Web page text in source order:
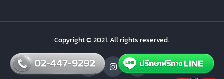
Copyright © 2021. All rights reserved.